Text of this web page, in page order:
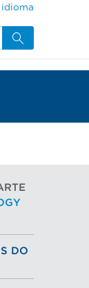
idioma
DO